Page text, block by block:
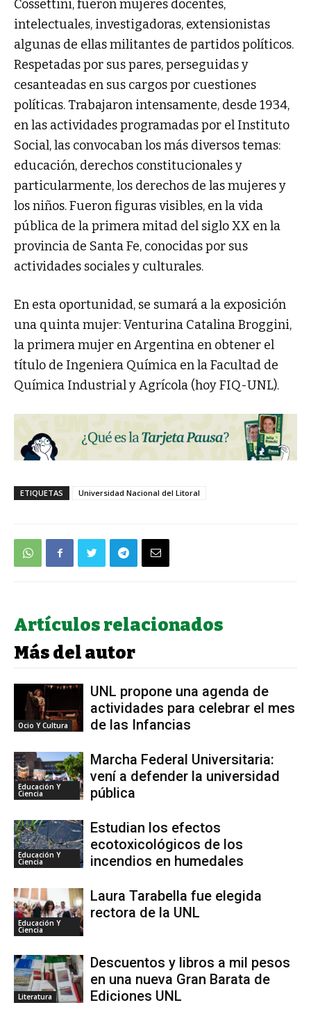
Cossettini, fueron mujeres docentes,
intelectuales, investigadoras, extensionistas
algunas de ellas militantes de partidos políticos.
Respetadas por sus pares, perseguidas y
cesanteadas en sus cargos por cuestiones
políticas. Trabajaron intensamente, desde 1934,
en las actividades programadas por el Instituto
Social, las convocaban los más diversos temas:
educación, derechos constitucionales y
particularmente, los derechos de las mujeres y
los niños. Fueron figuras visibles, en la vida
pública de la primera mitad del siglo XX en la
provincia de Santa Fe, conocidas por sus
actividades sociales y culturales.
En esta oportunidad, se sumará a la exposición
una quinta mujer: Venturina Catalina Broggini,
la primera mujer en Argentina en obtener el
título de Ingeniera Química en la Facultad de
Química Industrial y Agrícola (hoy FIQ-UNL).
ETIQUETAS Universidad Nacional del Litoral
Artículos relacionados
Más del autor
Ocio Y Cultura
UNL propone una agenda de
actividades para celebrar el mes
de las Infancias
Educación Y
Ciencia
Marcha Federal Universitaria:
vení a defender la universidad
pública
Educación Y
Ciencia
Estudian los efectos
ecotoxicológicos de los
incendios en humedales
Educación Y
Ciencia
Laura Tarabella fue elegida
rectora de la UNL
Literatura
Descuentos y libros a mil pesos
en una nueva Gran Barata de
Ediciones UNL